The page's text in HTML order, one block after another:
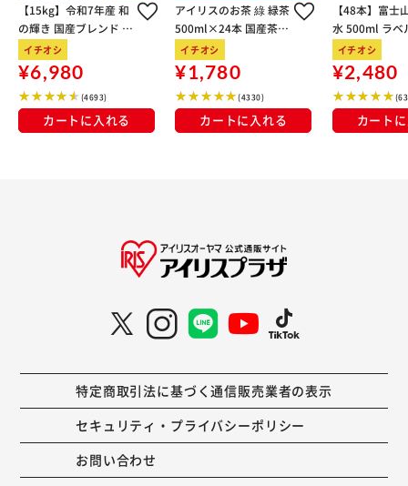
【15kg】令和7年産 和
の輝き 国産ブレンド 5
kg×3袋
イチオシ
¥6,980
(4693)
カートに入れる
アイリスのお茶 綠 緑茶
500ml×24本 国産茶葉
100％使用
イチオシ
¥1,780
(4330)
カートに入れる
【48本】富士
水 500ml ラベ
イチオシ
¥2,480
カート
特定商取引法に基づく通信販売業者の表示
セキュリティ・プライバシーポリシー
お問い合わせ